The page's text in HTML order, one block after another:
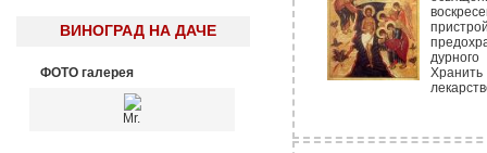
ВИНОГРАД НА ДАЧЕ
ФОТО галерея
Mr.